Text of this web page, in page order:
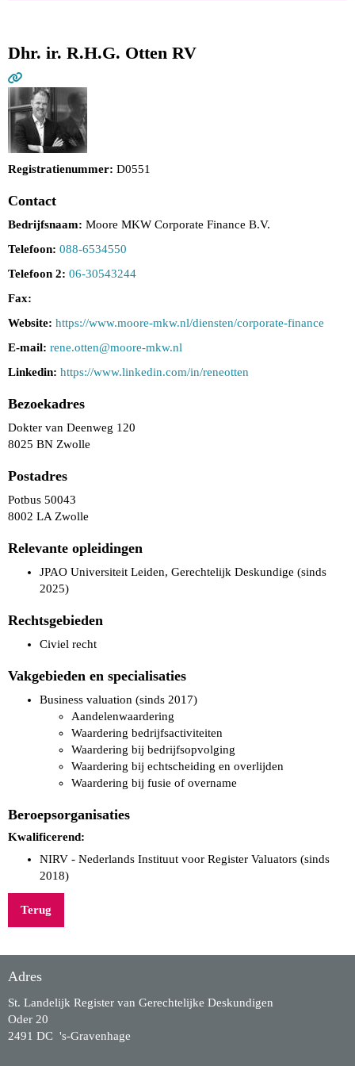
Dhr. ir. R.H.G. Otten RV
Registratienummer: D0551
Contact
Bedrijfsnaam: Moore MKW Corporate Finance B.V.
Telefoon: 088-6534550
Telefoon 2: 06-30543244
Fax:
Website: https://www.moore-mkw.nl/diensten/corporate-finance
E-mail: rene.otten@moore-mkw.nl
Linkedin: https://www.linkedin.com/in/reneotten
Bezoekadres
Dokter van Deenweg 120
8025 BN Zwolle
Postadres
Potbus 50043
8002 LA Zwolle
Relevante opleidingen
JPAO Universiteit Leiden, Gerechtelijk Deskundige (sinds
2025)
Rechtsgebieden
Civiel recht
Vakgebieden en specialisaties
Business valuation (sinds 2017)
Aandelenwaardering
Waardering bedrijfsactiviteiten
Waardering bij bedrijfsopvolging
Waardering bij echtscheiding en overlijden
Waardering bij fusie of overname
Beroepsorganisaties
Kwalificerend:
NIRV - Nederlands Instituut voor Register Valuators (sinds
2018)
Terug
Adres
St. Landelijk Register van Gerechtelijke Deskundigen
Oder 20
2491 DC 's-Gravenhage